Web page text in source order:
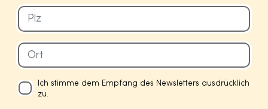
Ich stimme dem Empfang des Newsletters ausdrücklich
zu.